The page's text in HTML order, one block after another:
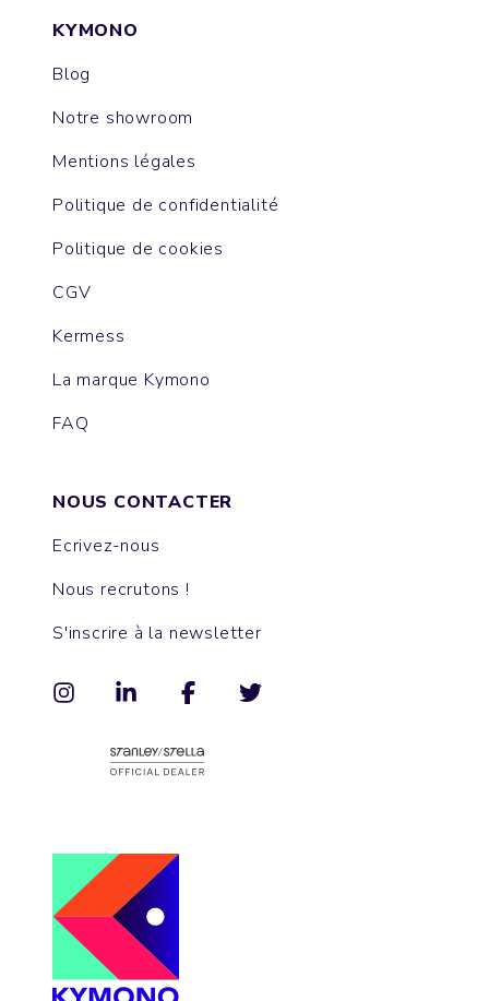
KYMONO
Blog
Notre showroom
Mentions légales
Politique de confidentialité
Politique de cookies
CGV
Kermess
La marque Kymono
FAQ
NOUS CONTACTER
Ecrivez-nous
Nous recrutons !
S'inscrire à la newsletter